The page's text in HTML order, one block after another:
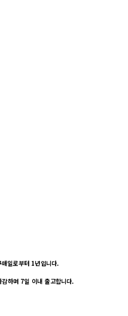
일로부터 1년입니다.
하며 7일 이내 출고합니다.